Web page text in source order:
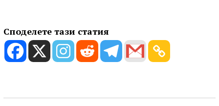
Споделете тази статия